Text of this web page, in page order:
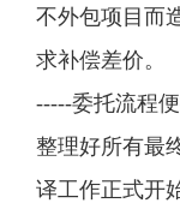
不外包项目而
求补偿差价。
-----委托流程
整理好所有最
译工作正式开